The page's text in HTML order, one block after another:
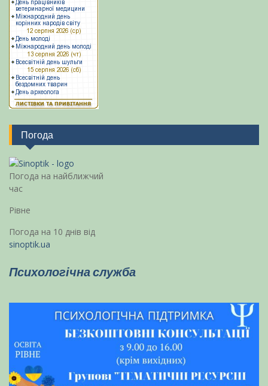
Погода
Погода на найближчий
час
Рівне
Погода на 10 днів від
sinoptik.ua
Психологічна служба